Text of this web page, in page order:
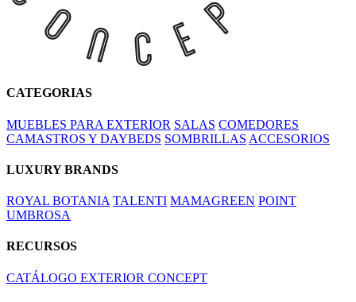
CATEGORIAS
MUEBLES PARA EXTERIOR SALAS COMEDORES
CAMASTROS Y DAYBEDS SOMBRILLAS ACCESORIOS
LUXURY BRANDS
ROYAL BOTANIA TALENTI MAMAGREEN POINT
UMBROSA
RECURSOS
CATÁLOGO EXTERIOR CONCEPT